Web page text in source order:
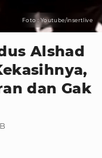
Foto : Youtube/insertlive
Alshad
dan Gak